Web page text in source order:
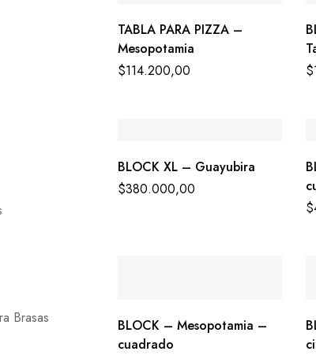
Brasas
TABLA PARA PIZZA –
Mesopotamia
$114.200,00
$
BLOCK XL – Guayubira
$380.000,00
$
BLOCK – Mesopotamia –
cuadrado